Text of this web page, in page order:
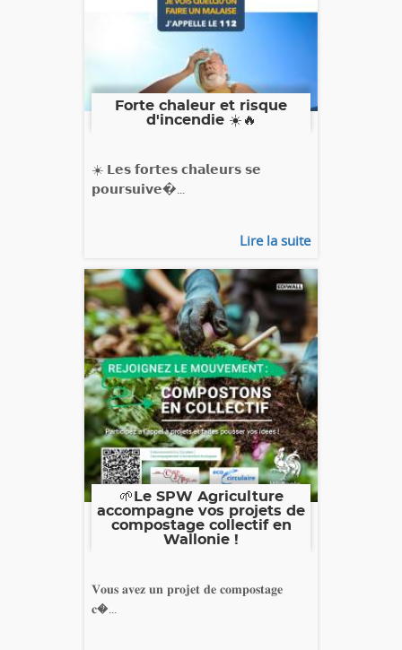
Forte chaleur et risque
d'incendie ☀️🔥
☀️ 𝗟𝗲𝘀 𝗳𝗼𝗿𝘁𝗲𝘀 𝗰𝗵𝗮𝗹𝗲𝘂𝗿𝘀 𝘀𝗲
𝗽𝗼𝘂𝗿𝘀𝘂𝗶𝘃𝗲�...
Lire la suite
🌱Le SPW Agriculture
accompagne vos projets de
compostage collectif en
Wallonie !
𝐕𝐨𝐮𝐬 𝐚𝐯𝐞𝐳 𝐮𝐧 𝐩𝐫𝐨𝐣𝐞𝐭 𝐝𝐞 𝐜𝐨𝐦𝐩𝐨𝐬𝐭𝐚𝐠𝐞
𝐜�...